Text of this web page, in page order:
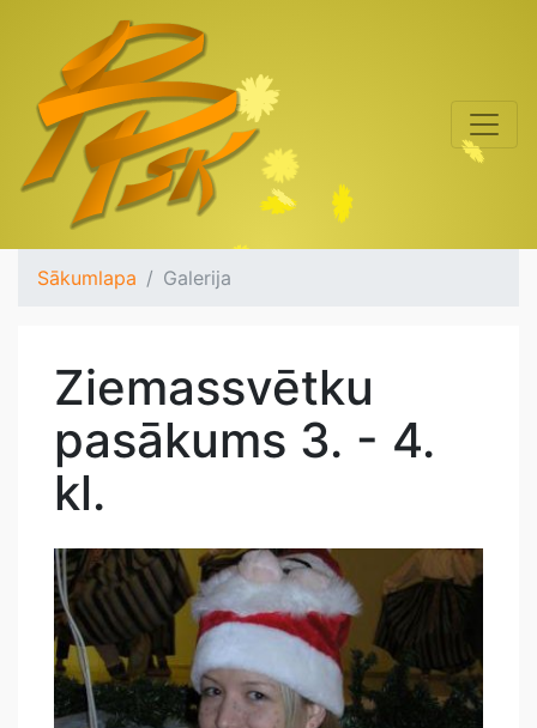
Sākumlapa Galerija
Ziemassvētku
pasākums 3. - 4.
kl.